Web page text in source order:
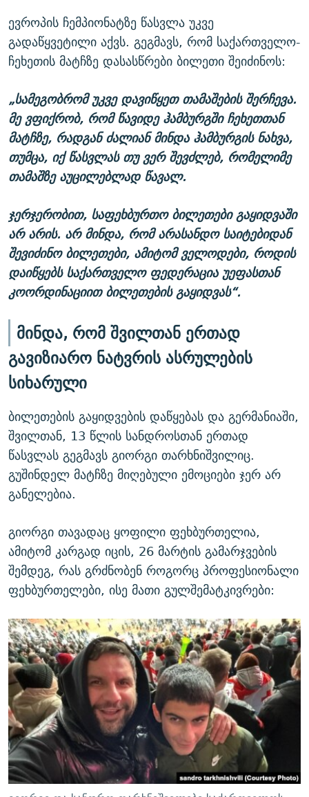
ევროპის ჩემპიონატზე წასვლა უკვე
გადაწყვეტილი აქვს. გეგმავს, რომ საქართველო-
ჩეხეთის მატჩზე დასასწრები ბილეთი შეიძინოს:
„სამეგობრომ უკვე დავიწყეთ თამაშების შერჩევა.
მე ვფიქრობ, რომ წავიდე ჰამბურგში ჩეხეთთან
მატჩზე, რადგან ძალიან მინდა ჰამბურგის ნახვა,
თუმცა, იქ წასვლას თუ ვერ შევძლებ, რომელიმე
თამაშზე აუცილებლად წავალ.
ჯერჯერობით, საფეხბურთო ბილეთები გაყიდვაში
არ არის. არ მინდა, რომ არასანდო საიტებიდან
შევიძინო ბილეთები, ამიტომ ველოდები, როდის
დაიწყებს საქართველო ფედერაცია უეფასთან
კოორდინაციით ბილეთების გაყიდვას“.
მინდა, რომ შვილთან ერთად
გავიზიარო ნატვრის ასრულების
სიხარული
ბილეთების გაყიდვების დაწყებას და გერმანიაში,
შვილთან, 13 წლის სანდროსთან ერთად
წასვლას გეგმავს გიორგი თარხნიშვილიც.
გუშინდელ მატჩზე მიღებული ემოციები ჯერ არ
განელებია.
გიორგი თავადაც ყოფილი ფეხბურთელია,
ამიტომ კარგად იცის, 26 მარტის გამარჯვების
შემდეგ, რას გრძნობენ როგორც პროფესიონალი
ფეხბურთელები, ისე მათი გულშემატკივრები: